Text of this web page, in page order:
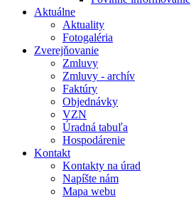
Aktuálne
Aktuality
Fotogaléria
Zverejňovanie
Zmluvy
Zmluvy - archív
Faktúry
Objednávky
VZN
Úradná tabuľa
Hospodárenie
Kontakt
Kontakty na úrad
Napíšte nám
Mapa webu